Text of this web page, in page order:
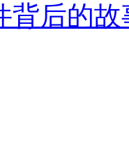
背后的故